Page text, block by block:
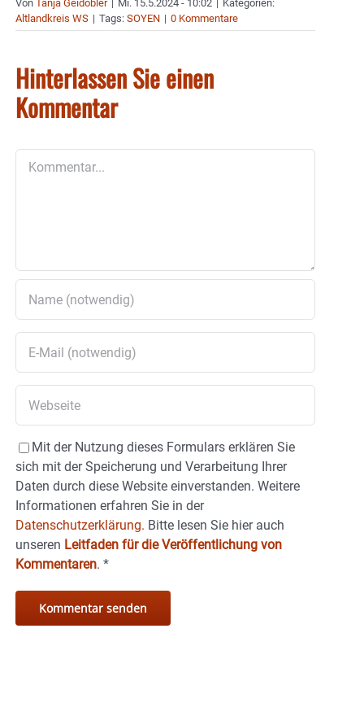
Von Tanja Geidobler | Mi. 15.5.2024 - 10:02 | Kategorien:
Altlandkreis WS | Tags: SOYEN | 0 Kommentare
Hinterlassen Sie einen
Kommentar
Mit der Nutzung dieses Formulars erklären Sie
sich mit der Speicherung und Verarbeitung Ihrer
Daten durch diese Website einverstanden. Weitere
Informationen erfahren Sie in der
Datenschutzerklärung. Bitte lesen Sie hier auch
unseren Leitfaden für die Veröffentlichung von
Kommentaren. *